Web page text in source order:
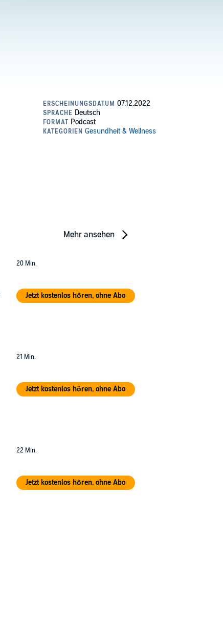
Mehr ansehen
20 Min.
Jetzt kostenlos hören, ohne Abo
21 Min.
Jetzt kostenlos hören, ohne Abo
22 Min.
Jetzt kostenlos hören, ohne Abo